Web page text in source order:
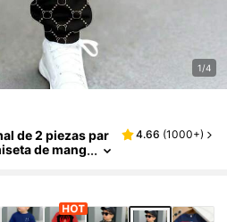
1/4
de 2 piezas par
de mang
estilo casua
con gráfic
4.66 (1000+)